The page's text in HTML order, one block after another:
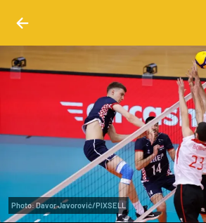
Photo: Davor Javorović/PIXSELL